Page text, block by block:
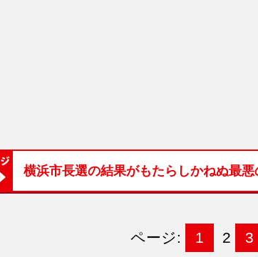
横浜市長選の結果がもたらしかねぬ最悪
ページ: 1 2 3